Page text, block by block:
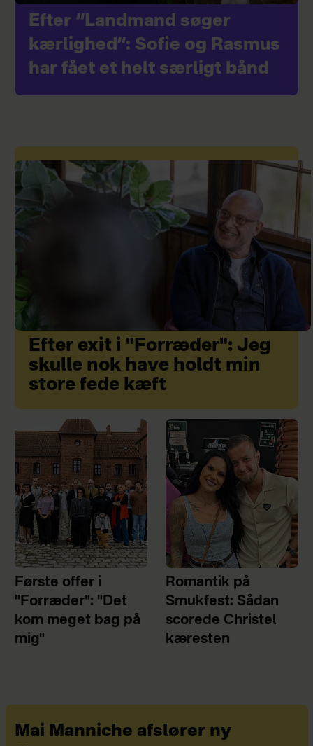
Efter “Landmand søger
kærlighed”: Sofie og Rasmus
har fået et helt særligt bånd
Efter exit i "Forræder": Jeg
skulle nok have holdt min
store fede kæft
Første offer i
"Forræder": "Det
kom meget bag på
mig"
Romantik på
Smukfest: Sådan
scorede Christel
kæresten
Mai Manniche afslører ny